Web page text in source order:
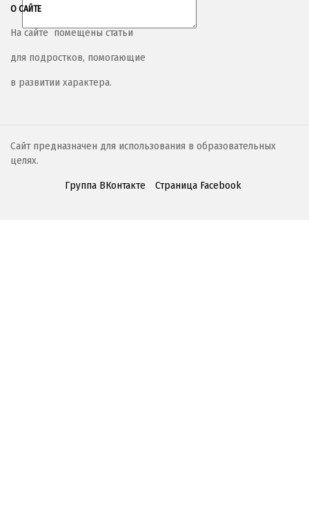
О САЙТЕ
На сайте помещены статьи
для подростков, помогающие
в развитии характера.
Сайт предназначен для использования в образовательных
целях.
Группа ВКонтакте
Страница Facebook